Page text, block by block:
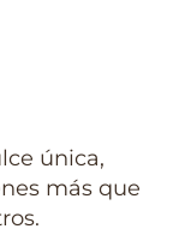
única,
más que